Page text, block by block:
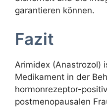
garantieren können.
Fazit
Arimidex (Anastrozol)
Medikament in der
hormonrezeptor-
postmenopausalen